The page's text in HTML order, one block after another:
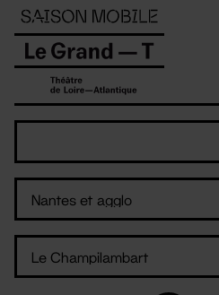
Panneau de gestion des cookies